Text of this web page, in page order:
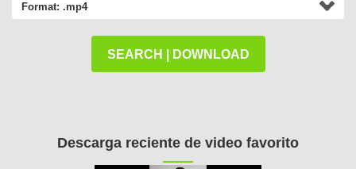
Format: .mp4
SEARCH | DOWNLOAD
Descarga reciente de video favorito